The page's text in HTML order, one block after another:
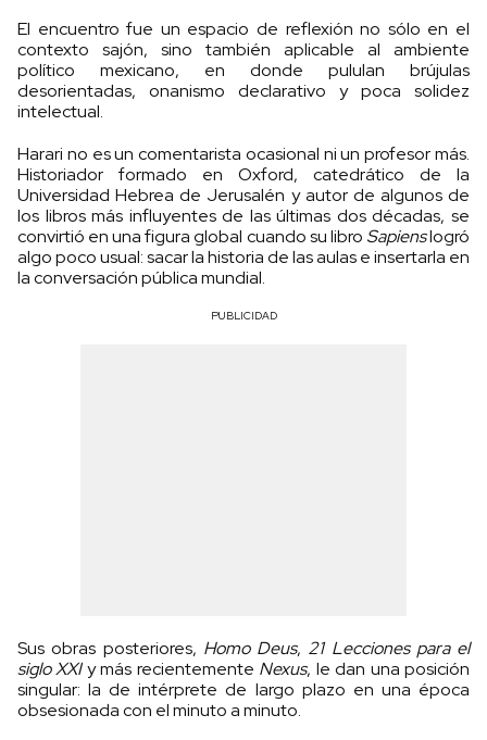
El encuentro fue un espacio de reflexión no sólo en el
contexto sajón, sino también aplicable al ambiente
político mexicano, en donde pululan brújulas
desorientadas, onanismo declarativo y poca solidez
intelectual.
Harari no es un comentarista ocasional ni un profesor más.
Historiador formado en Oxford, catedrático de la
Universidad Hebrea de Jerusalén y autor de algunos de
los libros más influyentes de las últimas dos décadas, se
convirtió en una figura global cuando su libro Sapienslogró
algo poco usual: sacar la historia de las aulas e insertarla en
la conversación pública mundial.
PUBLICIDAD
Sus obras posteriores, Homo Deus, 21 Lecciones para el
siglo XXIy más recientemente Nexus, le dan una posición
singular: la de intérprete de largo plazo en una época
obsesionada con el minuto a minuto.